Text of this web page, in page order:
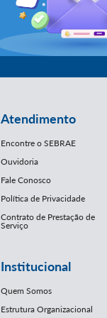
Atendimento
Encontre o SEBRAE
Ouvidoria
Fale Conosco
Política de Privacidade
Contrato de Prestação de
Serviço
Institucional
Quem Somos
Estrutura Organizacional